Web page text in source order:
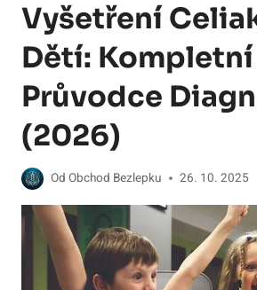
Vyšetření
Dětí: Kompletní
Průvodce
(2026)
Od Obchod Bezlepku 26. 10. 2025